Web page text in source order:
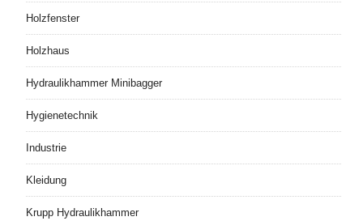
Holzfenster
Holzhaus
Hydraulikhammer Minibagger
Hygienetechnik
Industrie
Kleidung
Krupp Hydraulikhammer